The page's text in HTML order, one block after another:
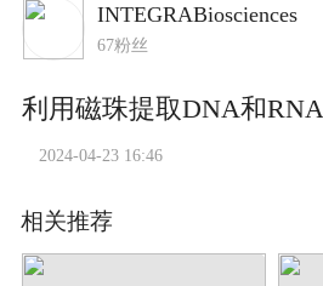
INTEGRABiosciences
67粉丝
利用磁珠提取DNA和RNA
2024-04-23 16:46
相关推荐